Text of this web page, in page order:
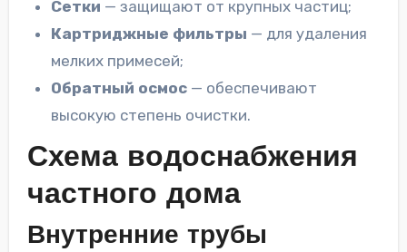
Сетки — защищают от крупных частиц;
Картриджные фильтры — для удаления
мелких примесей;
Обратный осмос— обеспечивают
высокую степень очистки.
Схема водоснабжения
частного дома
Внутренние трубы